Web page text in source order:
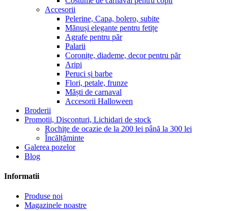
Accesorii
Pelerine, Capa, bolero, subite
Mănuși elegante pentru fetițe
Agrafe pentru păr
Palarii
Coronițe, diademe, decor pentru păr
Aripi
Peruci și barbe
Flori, petale, frunze
Măști de carnaval
Accesorii Halloween
Broderii
Promotii, Disconturi, Lichidari de stock
Rochițe de ocazie de la 200 lei până la 300 lei
Încălțăminte
Galerea pozelor
Blog
Informatii
Produse noi
Magazinele noastre